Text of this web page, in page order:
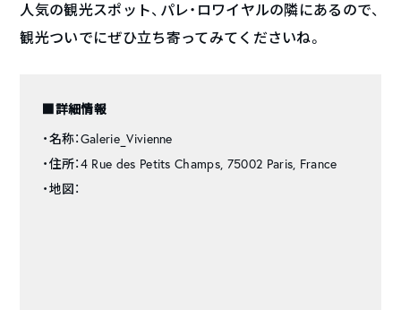
人気の観光スポット、パレ・ロワイヤルの隣にあるので、
観光ついでにぜひ立ち寄ってみてくださいね。
■詳細情報
・名称：Galerie_Vivienne
・住所：4 Rue des Petits Champs, 75002 Paris, France
・地図：